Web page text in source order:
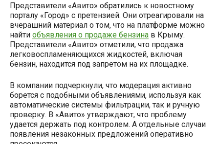
Представители «Авито» обратились к новостному
порталу «Город» с претензией. Они отреагировали на
вчерашний материал о том, что на платформе можно
найти объявления о продаже бензина в Крыму.
Представители «Авито» отметили, что продажа
легковоспламеняющихся жидкостей, включая
бензин, находится под запретом на их площадке.
В компании подчеркнули, что модерация активно
борется с подобными объявлениями, используя как
автоматические системы фильтрации, так и ручную
проверку. В «Авито» утверждают, что проблему
удается держать под контролем. А отдельные случаи
появления незаконных предложений оперативно